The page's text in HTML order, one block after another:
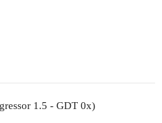
1.5 - GDT 0x)